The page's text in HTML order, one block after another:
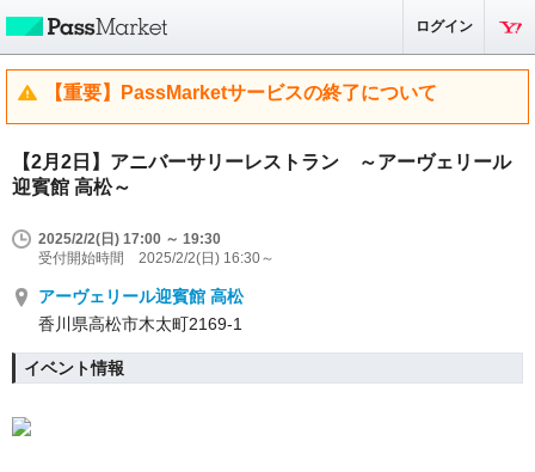
ログイン
【重要】PassMarketサービスの終了について
【2月2日】アニバーサリーレストラン ～アーヴェリール
迎賓館 高松～
2025/2/2(日) 17:00 ～ 19:30
受付開始時間 2025/2/2(日) 16:30～
アーヴェリール迎賓館 高松
香川県高松市木太町2169-1
イベント情報